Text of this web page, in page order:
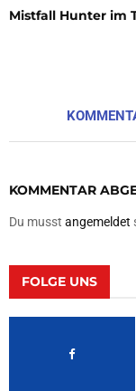
Mistfall Hunter im
KOMMENTAR
Du musst angemeldet
FOLGE UNS